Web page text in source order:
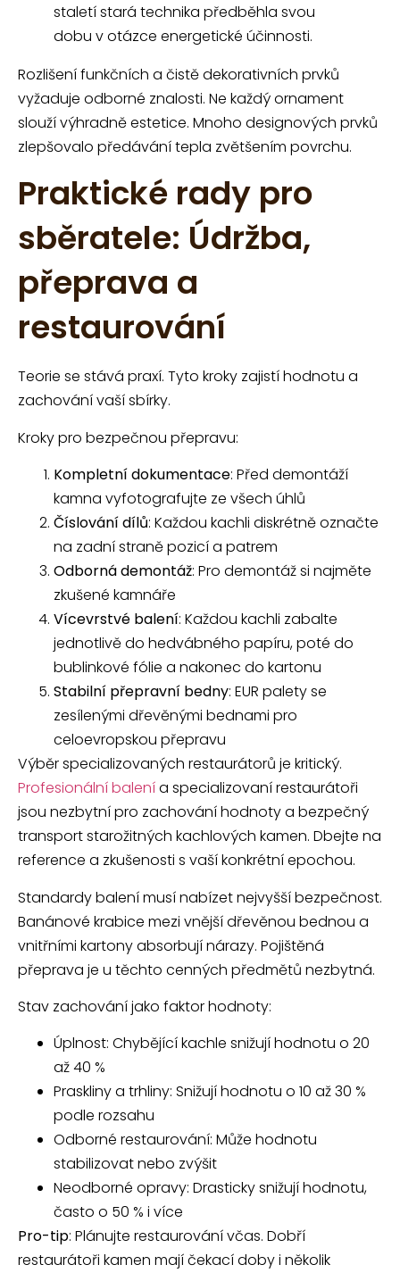
staletí stará technika předběhla svou
dobu v otázce energetické účinnosti.
Rozlišení funkčních a čistě dekorativních prvků
vyžaduje odborné znalosti. Ne každý ornament
slouží výhradně estetice. Mnoho designových prvků
zlepšovalo předávání tepla zvětšením povrchu.
Praktické rady pro
sběratele: Údržba,
přeprava a
restaurování
Teorie se stává praxí. Tyto kroky zajistí hodnotu a
zachování vaší sbírky.
Kroky pro bezpečnou přepravu:
Kompletní dokumentace: Před demontáží
kamna vyfotografujte ze všech úhlů
Číslování dílů: Každou kachli diskrétně označte
na zadní straně pozicí a patrem
Odborná demontáž: Pro demontáž si najměte
zkušené kamnáře
Vícevrstvé balení: Každou kachli zabalte
jednotlivě do hedvábného papíru, poté do
bublinkové fólie a nakonec do kartonu
Stabilní přepravní bedny: EUR palety se
zesílenými dřevěnými bednami pro
celoevropskou přepravu
Výběr specializovaných restaurátorů je kritický.
Profesionální balenía specializovaní restaurátoři
jsou nezbytní pro zachování hodnoty a bezpečný
transport starožitných kachlových kamen. Dbejte na
reference a zkušenosti s vaší konkrétní epochou.
Standardy balení musí nabízet nejvyšší bezpečnost.
Banánové krabice mezi vnější dřevěnou bednou a
vnitřními kartony absorbují nárazy. Pojištěná
přeprava je u těchto cenných předmětů nezbytná.
Stav zachování jako faktor hodnoty:
Úplnost: Chybějící kachle snižují hodnotu o 20
až 40 %
Praskliny a trhliny: Snižují hodnotu o 10 až 30 %
podle rozsahu
Odborné restaurování: Může hodnotu
stabilizovat nebo zvýšit
Neodborné opravy: Drasticky snižují hodnotu,
často o 50 % i více
Pro-tip: Plánujte restaurování včas. Dobří
restaurátoři kamen mají čekací doby i několik